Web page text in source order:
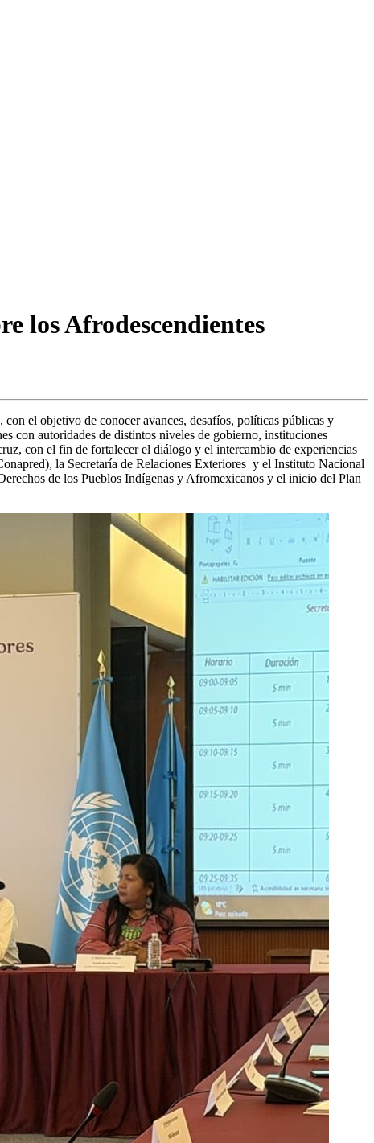
los Afrodescendientes
el objetivo de conocer avances, desafíos, políticas públicas y
con autoridades de distintos niveles de gobierno, instituciones
con el fin de fortalecer el diálogo y el intercambio de experiencias
la Secretaría de Relaciones Exteriores y el Instituto Nacional
de los Pueblos Indígenas y Afromexicanos y el inicio del Plan